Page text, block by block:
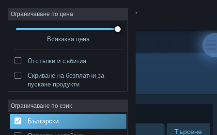
Вписване
Относно
Поддръжка
Ограничаване по цена
Всякаква цена
Отстъпки и събития
Скриване на безплатни за
пускане продукти
Ограничаване по език
Български
Издател: Berzerk Studio
Сортиране по Съответстване
Търсене